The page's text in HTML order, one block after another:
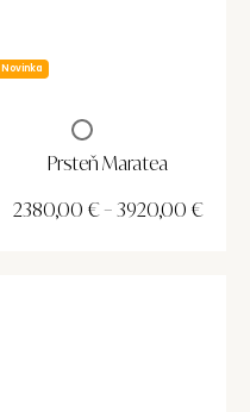
Novinka
Prsteň Maratea
2380,00 € – 3920,00 €